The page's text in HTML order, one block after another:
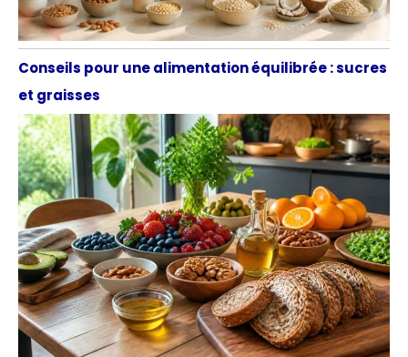
Conseils pour une alimentation équilibrée : sucres
et graisses